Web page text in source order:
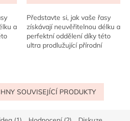
a
5,0
z
5
hvězdiček.
Představte si, jak vaše řasy
získávají neuvěřitelnou délku a
perfektní oddělení díky této
ultra prodlužující přírodní
SOUVISEJÍCÍ PRODUKTY